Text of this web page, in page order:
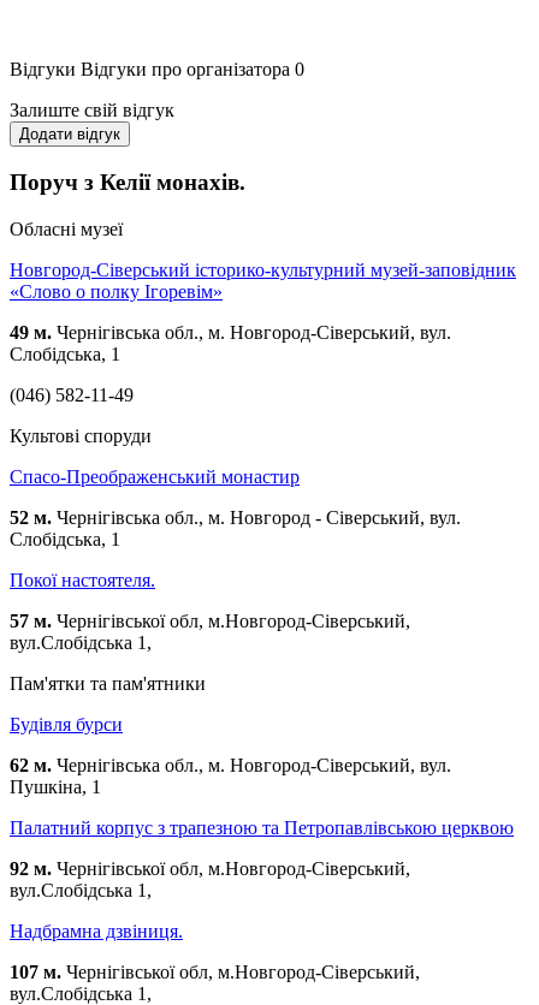
Відгуки Відгуки про організатора 0
Залиште свій відгук
Додати відгук
Поруч з Келії монахів.
Обласні музеї
Новгород-Сіверський історико-культурний музей-заповідник
«Слово о полку Ігоревім»
49 м. Чернігівська обл., м. Новгород-Сіверський, вул.
Слобідська, 1
(046) 582-11-49
Культові споруди
Спасо-Преображенський монастир
52 м. Чернігівська обл., м. Новгород - Сіверський, вул.
Слобідська, 1
Покої настоятеля.
57 м. Чернігівської обл, м.Новгород-Сіверський,
вул.Слобідська 1,
Пам'ятки та пам'ятники
Будівля бурси
62 м. Чернігівська обл., м. Новгород-Сіверський, вул.
Пушкіна, 1
Палатний корпус з трапезною та Петропавлівською церквою
92 м. Чернігівської обл, м.Новгород-Сіверський,
вул.Слобідська 1,
Надбрамна дзвіниця.
107 м. Чернігівської обл, м.Новгород-Сіверський,
вул.Слобідська 1,